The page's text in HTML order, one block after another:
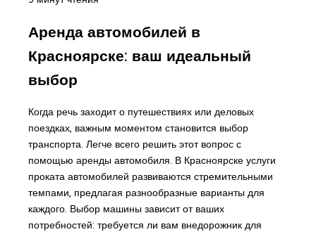
Аренда автомобилей в
Красноярске: ваш идеальный
выбор
Когда речь заходит о путешествиях или деловых
поездках, важным моментом становится выбор
транспорта. Легче всего решить этот вопрос с
помощью аренды автомобиля. В Красноярске услуги
проката автомобилей развиваются стремительными
темпами, предлагая разнообразные варианты для
каждого. Выбор машины зависит от ваших
потребностей: требуется ли вам внедорожник для